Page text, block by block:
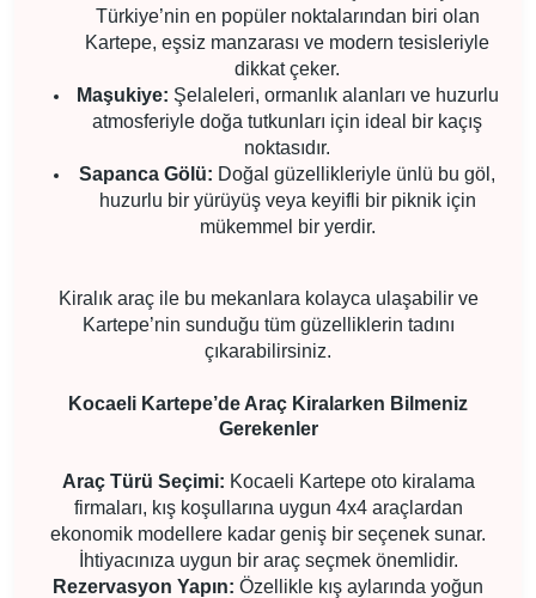
Türkiye’nin en popüler noktalarından biri olan
Kartepe, eşsiz manzarası ve modern tesisleriyle
dikkat çeker.
Maşukiye: Şelaleleri, ormanlık alanları ve huzurlu
atmosferiyle doğa tutkunları için ideal bir kaçış
noktasıdır.
Sapanca Gölü: Doğal güzellikleriyle ünlü bu göl,
huzurlu bir yürüyüş veya keyifli bir piknik için
mükemmel bir yerdir.
Kiralık araç ile bu mekanlara kolayca ulaşabilir ve
Kartepe’nin sunduğu tüm güzelliklerin tadını
çıkarabilirsiniz.
Kocaeli Kartepe’de Araç Kiralarken Bilmeniz
Gerekenler
Araç Türü Seçimi: Kocaeli Kartepe oto kiralama
firmaları, kış koşullarına uygun 4x4 araçlardan
ekonomik modellere kadar geniş bir seçenek sunar.
İhtiyacınıza uygun bir araç seçmek önemlidir.
Rezervasyon Yapın: Özellikle kış aylarında yoğun